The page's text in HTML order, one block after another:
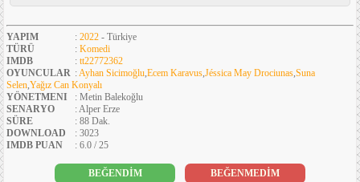
YAPIM : 2022 - Türkiye
TÜRÜ
: Komedi
IMDB
: tt22772362
OYUNCULAR : Ayhan Sicimoğlu Ecem Karavus Jéssica May Drociunas Suna
Selen Yağız Can Konyalı
YÖNETMENI
: Metin Balekoğlu
SENARYO
: Alper Erze
SÜRE
: 88 Dak.
DOWNLOAD
: 3023
IMDB PUAN
: 6.0 / 25
BEĞENDİM
BEĞENMEDİM